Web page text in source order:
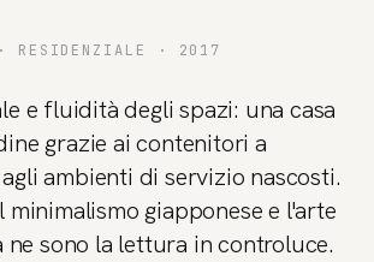
RESIDENZIALE · 2017
e fluidità degli spazi: una casa
grazie ai contenitori a
ambienti di servizio nascosti.
minimalismo giapponese e l'arte
sono la lettura in controluce.